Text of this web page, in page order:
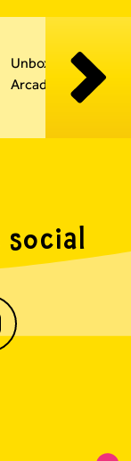
Unboxing LEGO
Arcadekast 72051
social